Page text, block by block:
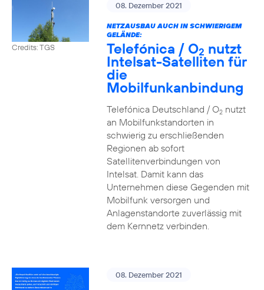
Credits: TGS
08. Dezember 2021
NETZAUSBAU AUCH IN SCHWIERIGEM
GELÄNDE:
Telefónica / O2 nutzt
Intelsat-Satelliten für
die
Mobilfunkanbindung
Telefónica Deutschland / O2nutzt
an Mobilfunkstandorten in
schwierig zu erschließenden
Regionen ab sofort
Satellitenverbindungen von
Intelsat. Damit kann das
Unternehmen diese Gegenden mit
Mobilfunk versorgen und
Anlagenstandorte zuverlässig mit
dem Kernnetz verbinden.
08. Dezember 2021